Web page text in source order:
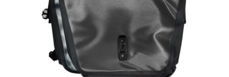
Fahrrad-Gepäckträgertaschen ORTLIEB
Back-Roller Classic